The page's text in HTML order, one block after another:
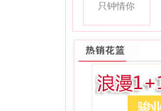
只钟情你